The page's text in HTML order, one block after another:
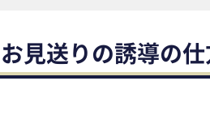
見送りの誘導の